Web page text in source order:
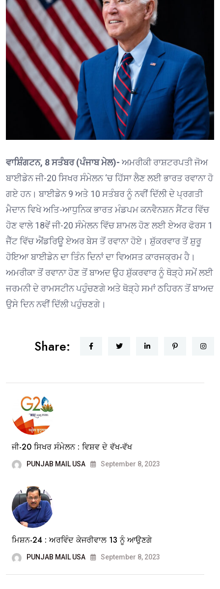
ਵਾਸ਼ਿੰਗਟਨ, 8 ਸਤੰਬਰ (ਪੰਜਾਬ ਮੇਲ)- ਅਮਰੀਕੀ ਰਾਸ਼ਟਰਪਤੀ ਜੋਅ
ਬਾਈਡੇਨ ਜੀ-20 ਸਿਖਰ ਸੰਮੇਲਨ ‘ਚ ਹਿੱਸਾ ਲੈਣ ਲਈ ਭਾਰਤ ਰਵਾਨਾ ਹੋ
ਗਏ ਹਨ। ਬਾਈਡੇਨ 9 ਅਤੇ 10 ਸਤੰਬਰ ਨੂੰ ਨਵੀਂ ਦਿੱਲੀ ਦੇ ਪ੍ਰਗਤੀ
ਮੈਦਾਨ ਵਿਖੇ ਅਤਿ-ਆਧੁਨਿਕ ਭਾਰਤ ਮੰਡਪਮ ਕਨਵੈਨਸ਼ਨ ਸੈਂਟਰ ਵਿੱਚ
ਹੋਣ ਵਾਲੇ 18ਵੇਂ ਜੀ-20 ਸੰਮੇਲਨ ਵਿੱਚ ਸ਼ਾਮਲ ਹੋਣ ਲਈ ਏਅਰ ਫੋਰਸ 1
ਜੈੱਟ ਵਿੱਚ ਐਂਡਰਿਊ ਏਅਰ ਬੇਸ ਤੋਂ ਰਵਾਨਾ ਹੋਏ। ਸ਼ੁੱਕਰਵਾਰ ਤੋਂ ਸ਼ੁਰੂ
ਹੋਇਆ ਬਾਈਡੇਨ ਦਾ ਤਿੰਨ ਦਿਨਾਂ ਦਾ ਵਿਅਸਤ ਕਾਰਜਕ੍ਰਮ ਹੈ।
ਅਮਰੀਕਾ ਤੋਂ ਰਵਾਨਾ ਹੋਣ ਤੋਂ ਬਾਅਦ ਉਹ ਸ਼ੁੱਕਰਵਾਰ ਨੂੰ ਥੋੜ੍ਹੇ ਸਮੇਂ ਲਈ
ਜਰਮਨੀ ਦੇ ਰਾਮਸਟੀਨ ਪਹੁੰਚਣਗੇ ਅਤੇ ਥੋੜ੍ਹੇ ਸਮਾਂ ਠਹਿਰਨ ਤੋਂ ਬਾਅਦ
ਉਸੇ ਦਿਨ ਨਵੀਂ ਦਿੱਲੀ ਪਹੁੰਚਣਗੇ।
Share:
ਜੀ-20 ਸਿਖਰ ਸੰਮੇਲਨ : ਵਿਸ਼ਵ ਦੇ ਵੱਖ-ਵੱਖ
PUNJAB MAIL USA September 8, 2023
ਮਿਸ਼ਨ-24 : ਅਰਵਿੰਦ ਕੇਜਰੀਵਾਲ 13 ਨੂੰ ਆਉਣਗੇ
PUNJAB MAIL USA September 8, 2023